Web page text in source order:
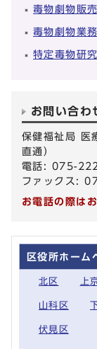
毒物劇物販
毒物劇物業
特定毒物研
お問い合わ
保健福祉局 医
直通）
電話: 075-
ファックス:
お電話の際は
区役所ホーム
北区 上
山科区
伏見区